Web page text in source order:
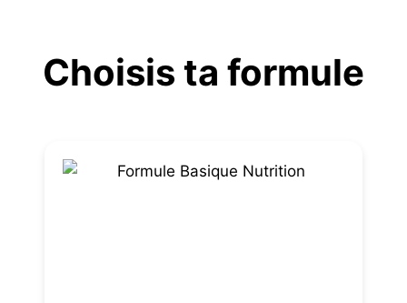
contenuChoisis ta formule